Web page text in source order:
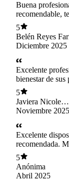
Buena
recomendable,
respecto a los
perspectivas
necesarias.
necesario para
necesario para
5
Belén Reyes
Diciembre 2025
Excelente
bienestar de sus
5
Javiera Nicole
Valentina Sola
Noviembre 2025
Excelente
recomendada.
dedicada con sus
5
Anónima
Abril 2025